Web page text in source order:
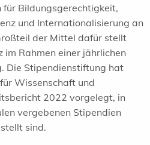
Bildungsgerechtigkeit,
und Internationalisierung an
der Mittel dafür stellt
Rahmen einer jährlichen
Die Stipendienstiftung hat
Wissenschaft und
2022 vorgelegt, in
vergebenen Stipendien
sind.